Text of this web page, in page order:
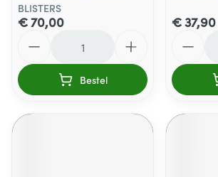
BLISTERS
€ 70,00
Bestel
€ 37,90